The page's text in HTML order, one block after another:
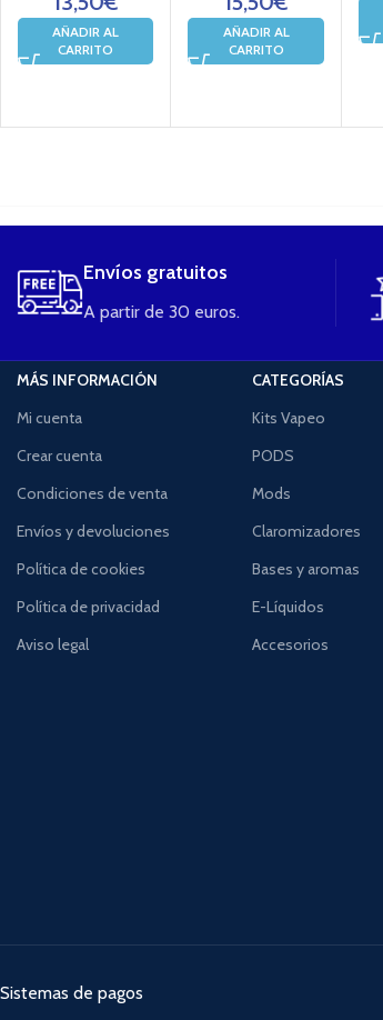
AÑADIR AL
CARRITO
AÑADIR AL
CARRITO
Envíos gratuitos
A partir de 30 euros.
MÁS INFORMACIÓN
Mi cuenta
Crear cuenta
Condiciones de venta
Envíos y devoluciones
Política de cookies
Política de privacidad
Aviso legal
CATEGORÍAS
Kits Vapeo
PODS
Mods
Claromizadores
Bases y aromas
E-Líquidos
Accesorios
Sistemas de pagos